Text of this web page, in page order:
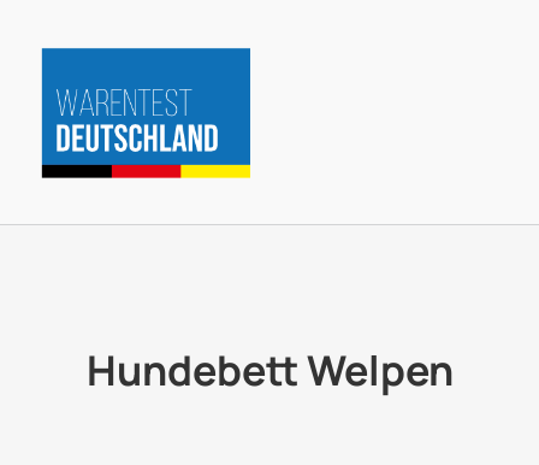
Inhalt
springen
Hundebett Welpen